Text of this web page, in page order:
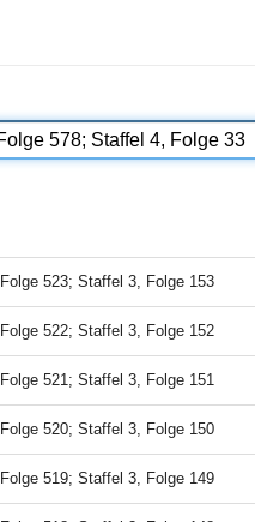
Folge 523; Staffel 3, Folge 153
Folge 522; Staffel 3, Folge 152
Folge 521; Staffel 3, Folge 151
Folge 520; Staffel 3, Folge 150
Folge 519; Staffel 3, Folge 149